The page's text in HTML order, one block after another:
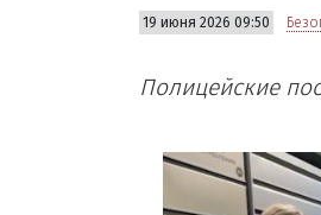
19 июня 2026 09:50
Полицейские